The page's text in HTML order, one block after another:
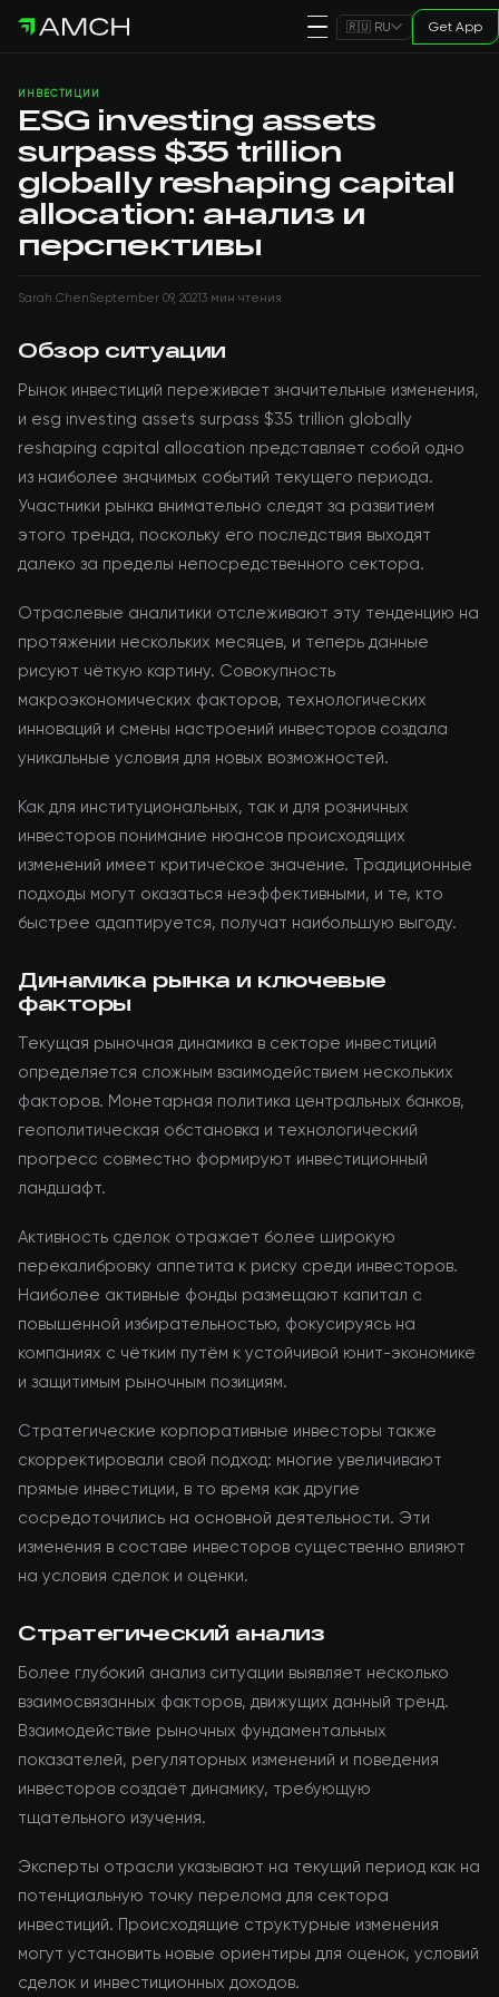
🇷🇺 RU Get App
ИНВЕСТИЦИИ
ESG investing assets
surpass $35 trillion
globally reshaping capital
allocation: анализ и
перспективы
Sarah ChenSeptember 09, 20213 мин чтения
Обзор ситуации
Рынок инвестиций переживает значительные изменения,
и esg investing assets surpass $35 trillion globally
reshaping capital allocation представляет собой одно
из наиболее значимых событий текущего периода.
Участники рынка внимательно следят за развитием
этого тренда, поскольку его последствия выходят
далеко за пределы непосредственного сектора.
Отраслевые аналитики отслеживают эту тенденцию на
протяжении нескольких месяцев, и теперь данные
рисуют чёткую картину. Совокупность
макроэкономических факторов, технологических
инноваций и смены настроений инвесторов создала
уникальные условия для новых возможностей.
Как для институциональных, так и для розничных
инвесторов понимание нюансов происходящих
изменений имеет критическое значение. Традиционные
подходы могут оказаться неэффективными, и те, кто
быстрее адаптируется, получат наибольшую выгоду.
Динамика рынка и ключевые
факторы
Текущая рыночная динамика в секторе инвестиций
определяется сложным взаимодействием нескольких
факторов. Монетарная политика центральных банков,
геополитическая обстановка и технологический
прогресс совместно формируют инвестиционный
ландшафт.
Активность сделок отражает более широкую
перекалибровку аппетита к риску среди инвесторов.
Наиболее активные фонды размещают капитал с
повышенной избирательностью, фокусируясь на
компаниях с чётким путём к устойчивой юнит-экономике
и защитимым рыночным позициям.
Стратегические корпоративные инвесторы также
скорректировали свой подход: многие увеличивают
прямые инвестиции, в то время как другие
сосредоточились на основной деятельности. Эти
изменения в составе инвесторов существенно влияют
на условия сделок и оценки.
Стратегический анализ
Более глубокий анализ ситуации выявляет несколько
взаимосвязанных факторов, движущих данный тренд.
Взаимодействие рыночных фундаментальных
показателей, регуляторных изменений и поведения
инвесторов создаёт динамику, требующую
тщательного изучения.
Эксперты отрасли указывают на текущий период как на
потенциальную точку перелома для сектора
инвестиций. Происходящие структурные изменения
могут установить новые ориентиры для оценок, условий
сделок и инвестиционных доходов.